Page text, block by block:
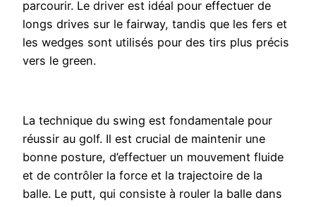
parcourir. Le driver est idéal pour effectuer de
longs drives sur le fairway, tandis que les fers et
les wedges sont utilisés pour des tirs plus précis
vers le green.
La technique du swing est fondamentale pour
réussir au golf. Il est crucial de maintenir une
bonne posture, d’effectuer un mouvement fluide
et de contrôler la force et la trajectoire de la
balle. Le putt, qui consiste à rouler la balle dans